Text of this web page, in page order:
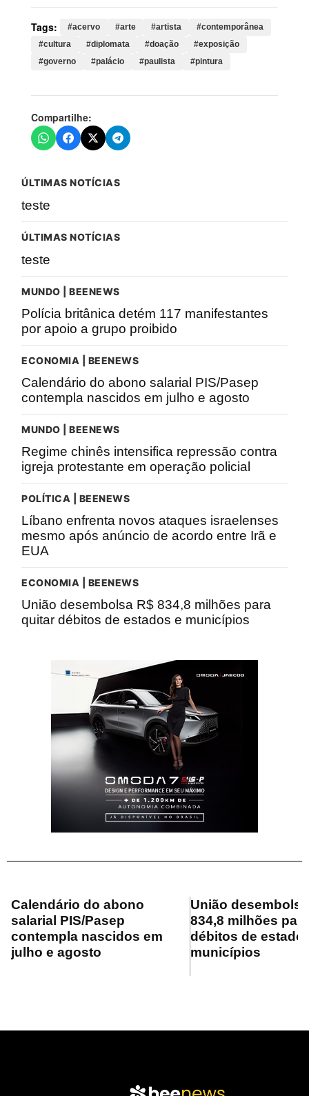
Tags: #acervo #arte #artista
#contemporânea
#cultura
#diplomata #doação
#exposição
#governo
#palácio #paulista #pintura
Compartilhe:
ÚLTIMAS NOTÍCIAS
teste
ÚLTIMAS NOTÍCIAS
teste
MUNDO | BEENEWS
Polícia britânica detém 117 manifestantes
por apoio a grupo proibido
ECONOMIA | BEENEWS
Calendário do abono salarial PIS/Pasep
contempla nascidos em julho e agosto
MUNDO | BEENEWS
Regime chinês intensifica repressão contra
igreja protestante em operação policial
POLÍTICA | BEENEWS
Líbano enfrenta novos ataques israelenses
mesmo após anúncio de acordo entre Irã e
EUA
ECONOMIA | BEENEWS
União desembolsa R$ 834,8 milhões para
quitar débitos de estados e municípios
Calendário do abono
salarial PIS/Pasep
contempla nascidos em
julho e agosto
União
834,8 milhões
débitos de
municípios